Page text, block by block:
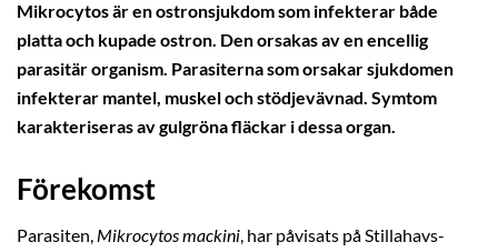
Mikrocytos är en ostronsjukdom som infekterar både
platta och kupade ostron. Den orsakas av en encellig
parasitär organism. Parasiterna som orsakar sjukdomen
infekterar mantel, muskel och stödjevävnad. Symtom
karakteriseras av gulgröna fläckar i dessa organ.
Förekomst
Parasiten, Mikrocytos mackini, har påvisats på Stillahavs-